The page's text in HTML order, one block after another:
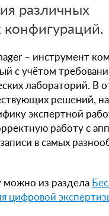
различных
конфигураций.
– инструмент
с учётом
лабораторий. В
решений,
экспертной
работу с
в самых
можно из раздела
цифровой